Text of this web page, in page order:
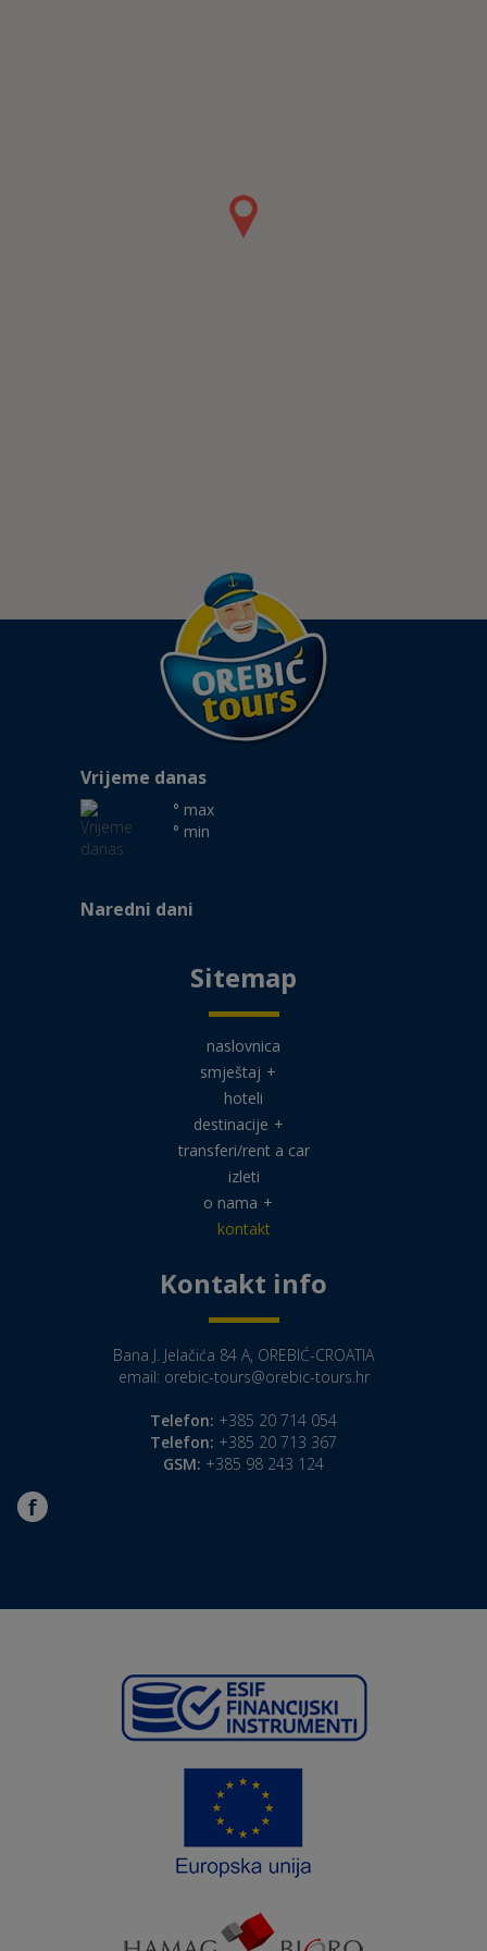
Vrijeme danas
° max
° min
Naredni dani
Sitemap
naslovnica
smještaj +
hoteli
destinacije +
transferi/rent a car
izleti
o nama +
kontakt
Kontakt info
Bana J. Jelačića 84 A, OREBIĆ-CROATIA
email: orebic-tours@orebic-tours.hr
Telefon: +385 20 714 054
Telefon: +385 20 713 367
GSM: +385 98 243 124